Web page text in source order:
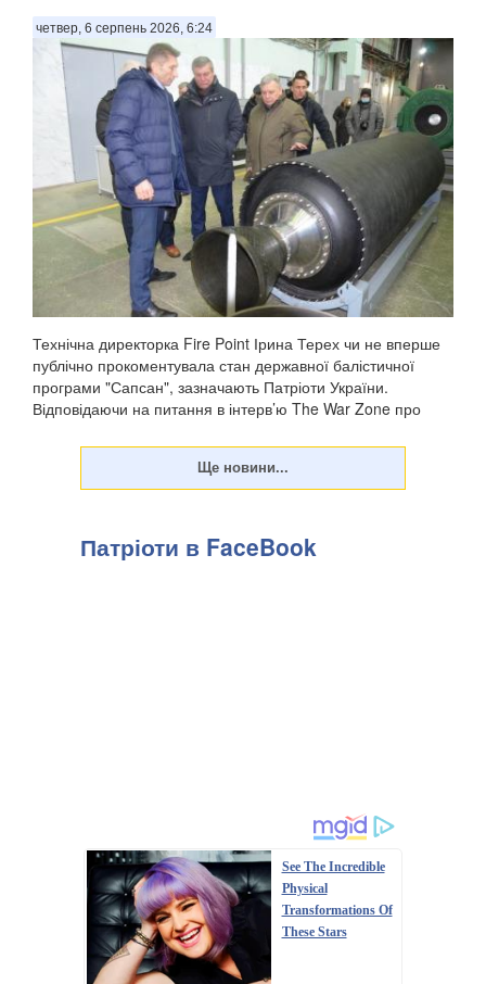
четвер, 6 серпень 2026, 6:24
Технічна директорка Fire Point Ірина Терех чи не вперше
публічно прокоментувала стан державної балістичної
програми "Сапсан", зазначають Патріоти України.
Відповідаючи на питання в інтерв’ю The War Zone про
Патріоти в FaceBook
See The Incredible
Physical
Transformations Of
These Stars